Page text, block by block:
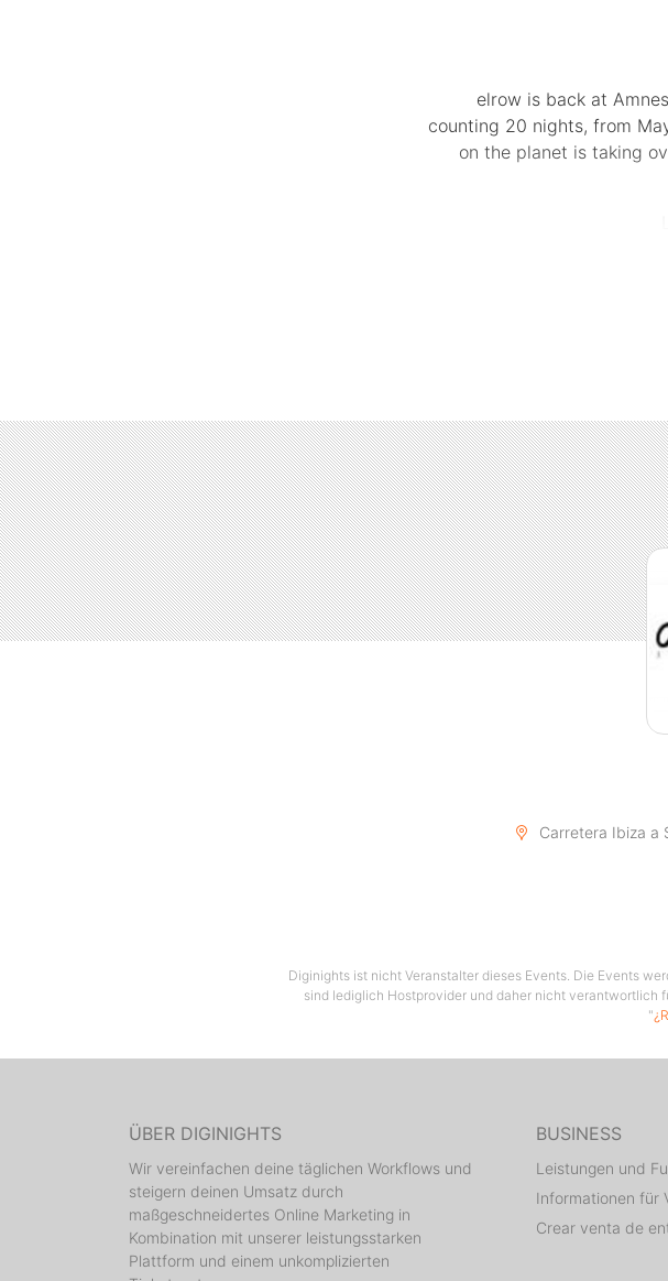
elrow is back at
counting 20 nights, from
on the planet is taking
Reserve Your Official Pre-
Carretera Ibiza a
Diginights ist nicht Veranstalter dieses Events. Die Events
sind lediglich Hostprovider und daher nicht verantwortlich
"
ÜBER DIGINIGHTS
Wir vereinfachen deine täglichen Workflows und
steigern deinen Umsatz durch
maßgeschneidertes Online Marketing in
Kombination mit unserer leistungsstarken
Plattform und einem unkomplizierten
BUSINESS
Leistungen und
Informationen für
Crear venta de